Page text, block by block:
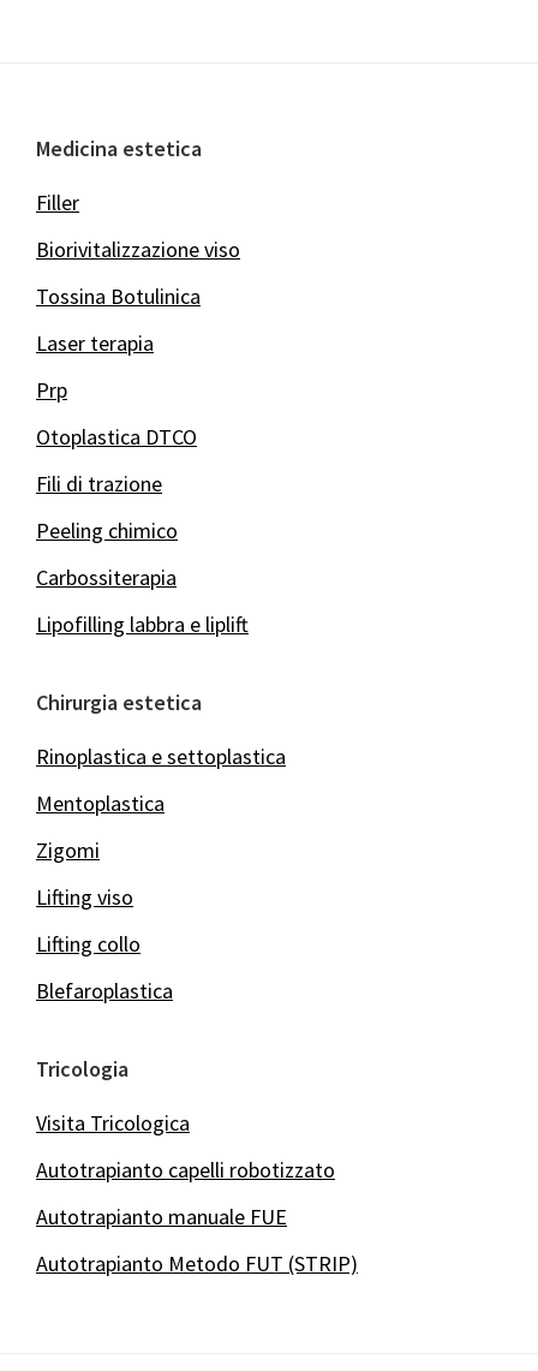
Footer
Medicina estetica
Filler
Biorivitalizzazione viso
Tossina Botulinica
Laser terapia
Prp
Otoplastica DTCO
Fili di trazione
Peeling chimico
Carbossiterapia
Lipofilling labbra e liplift
Chirurgia estetica
Rinoplastica e settoplastica
Mentoplastica
Zigomi
Lifting viso
Lifting collo
Blefaroplastica
Tricologia
Visita Tricologica
Autotrapianto capelli robotizzato
Autotrapianto manuale FUE
Autotrapianto Metodo FUT (STRIP)